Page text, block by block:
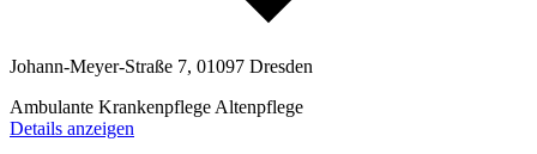
Johann-Meyer-Straße 7, 01097 Dresden
Ambulante Krankenpflege Altenpflege
Details anzeigen